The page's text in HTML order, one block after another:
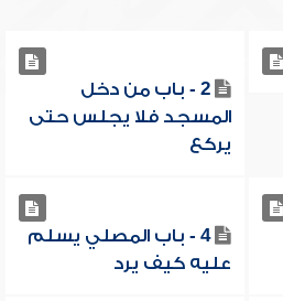
2 - باب من دخل
المسجد فلا يجلس حتى
يركع
4 - باب المصلي يسلم
عليه كيف يرد